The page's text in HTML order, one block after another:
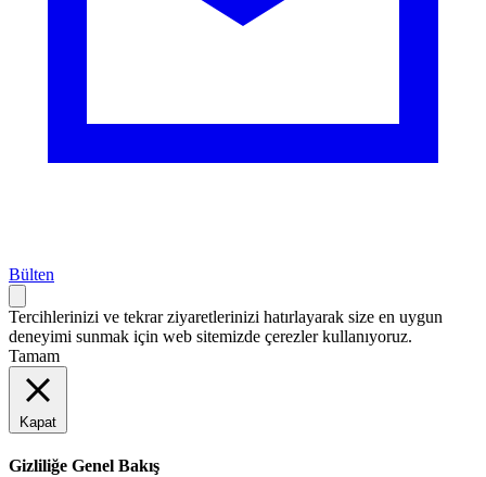
Bülten
Tercihlerinizi ve tekrar ziyaretlerinizi hatırlayarak size en uygun
deneyimi sunmak için web sitemizde çerezler kullanıyoruz.
Tamam
Kapat
Gizliliğe Genel Bakış